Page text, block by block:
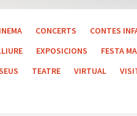
CONCERTS
CONTES
EXPOSICIONS
FESTA
TEATRE VIRTUAL